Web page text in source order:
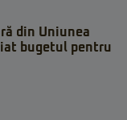
din Uniunea
bugetul pentru